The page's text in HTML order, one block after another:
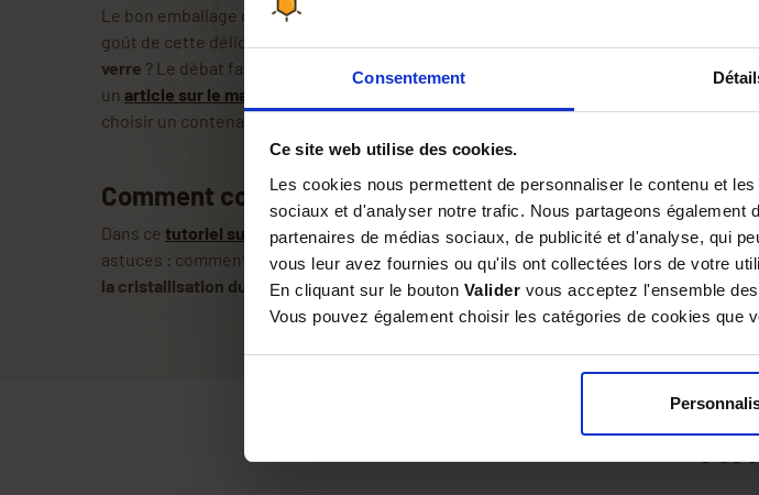
Consentement
Ce site web utilise des cookies.
Les cookies nous permettent de personnaliser le contenu et
sociaux et d'analyser notre trafic. Nous partageons
partenaires de médias sociaux, de publicité et d'analyse, qui
vous leur avez fournies ou qu'ils ont collectées lors de votre
En cliquant sur le bouton Valider vous acceptez l'ensemble
Vous pouvez également choisir les catégories de cookies que
Le bon emballage du miel est capital pour conserver la fraîcheur, la texture et le
goût de cette délicieuse substance.
verre ? Le débat fait rage chez les apiculteurs. C'est pour quoi nous avons rédigé
un article sur le matériel d'emballage
choisir un contenant adapté à vos besoins.
Comment conserver le miel ?
Dans ce tutoriel sur la conservation du miel, nous vous livrons toutes nos
astuces : comment
conditionner le miel, oùstocker le mielet commentprévenir
la cristallisation du miel.